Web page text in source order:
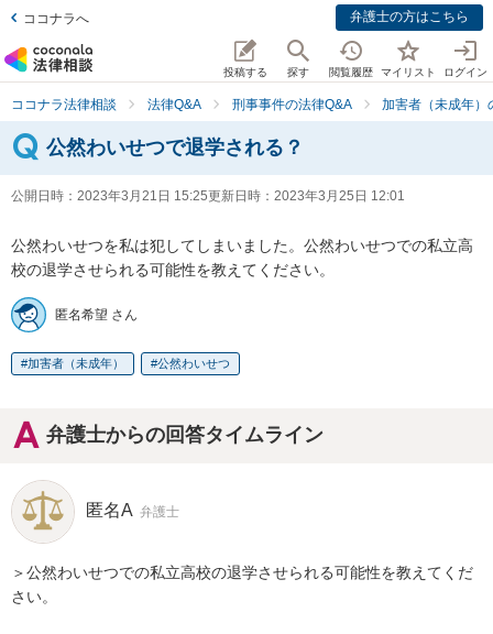
ココナラへ 弁護士の方はこちら
投稿する 探す 閲覧履歴 マイリスト ログイン
ココナラ法律相談 法律Q&A 刑事事件の法律Q&A 加害者（未成年）
公然わいせつで退学される？
公開日時： 2023年3月21日 15:25更新日時： 2023年3月25日 12:01
公然わいせつを私は犯してしまいました。公然わいせつでの私立高
校の退学させられる可能性を教えてください。
匿名希望 さん
加害者（未成年） 公然わいせつ
弁護士からの回答タイムライン
匿名A 弁護士
＞公然わいせつでの私立高校の退学させられる可能性を教えてくだ
さい。